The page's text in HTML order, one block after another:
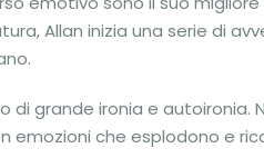
Allan inizia una serie di
grande ironia e autoironia.
emozioni che esplodono e